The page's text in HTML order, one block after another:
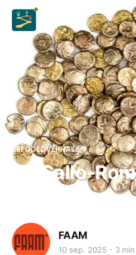
ERFGOEDVERHALEN
De Gallo-
FAAM
10 sep. 2025 3 min